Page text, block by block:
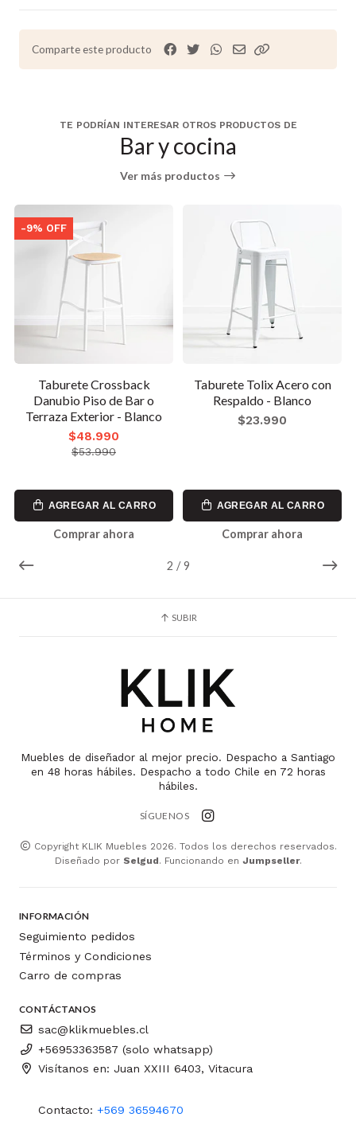
Comparte este producto
TE PODRÍAN INTERESAR OTROS PRODUCTOS DE
Bar y cocina
Ver más productos
2 / 9
-9% OFF
Taburete Crossback
Danubio Piso de Bar o
Terraza Exterior - Blanco
$48.990
$53.990
AGREGAR AL CARRO
Comprar ahora
Taburete Tolix Acero con
Respaldo - Blanco
$23.990
AGREGAR AL CARRO
Comprar ahora
SUBIR
Muebles de diseñador al mejor precio. Despacho a Santiago
en 48 horas hábiles. Despacho a todo Chile en 72 horas
hábiles.
SÍGUENOS
Copyright KLIK Muebles 2026. Todos los derechos reservados.
Diseñado por Selgud. Funcionando en Jumpseller.
INFORMACIÓN
Seguimiento pedidos
Términos y Condiciones
Carro de compras
CONTÁCTANOS
sac@klikmuebles.cl
+56953363587 (solo whatsapp)
Visítanos en: Juan XXIII 6403, Vitacura
Contacto: +569 36594670